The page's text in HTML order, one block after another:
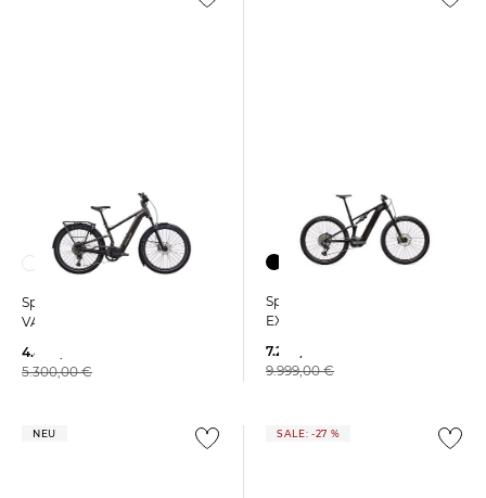
Specialized | E-Bike TURBO
VADO 3 EVO.5
4.464,99 €
5.300,00 €
Specialized | E-Bike LEVO R
EXPERT NB CARBON
7.234,25 €
9.999,00 €
NEU SALE: -27 %